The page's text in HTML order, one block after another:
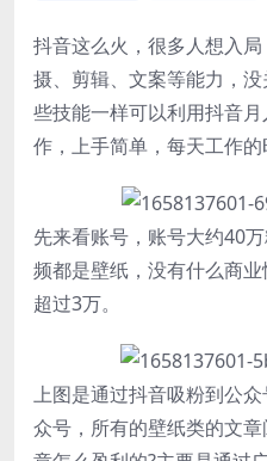
抖音这么火，很多人想入
摄、剪辑、文案等能力，
些技能一样可以利用抖音
作，上手简单，每天工作的
先来看账号，账号大约40
频都是壁纸，没有什么商
超过3万。
上图是通过抖音吸粉到公
众号，所有的壁纸类的文